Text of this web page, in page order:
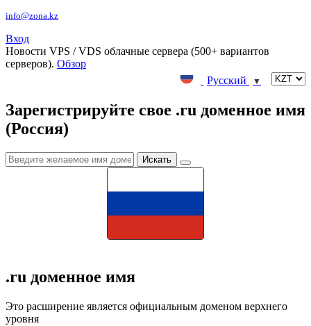
info@zona.kz
Вход
Новости VPS / VDS облачные сервера (500+ вариантов
серверов). Обзор
Русский
▼
Зарегистрируйте свое .ru доменное имя
(Россия)
.ru доменное имя
Это расширение является официальным доменом верхнего
уровня